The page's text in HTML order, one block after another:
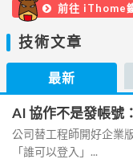
前往 iThome
技術文章
最新
AI 協作不是發帳號
公司替工程師開好企業
「誰可以登入」...